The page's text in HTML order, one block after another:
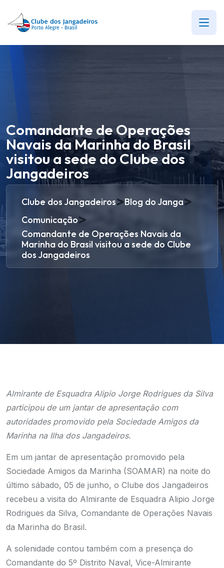
Comandante de Operações
Navais da Marinha do Brasil
visitou a sede do Clube dos
Jangadeiros
Clube dos Jangadeiros>Blog do Janga>
Comunicação>
Comandante de Operações Navais da
Marinha do Brasil visitou a sede do Clube
dos Jangadeiros
Almirante de Esquadra Alipio Jorge Rodrigues da Silva
participou de um jantar de apresentação com
autoridades promovido pela Sociedade Amigos da
Marinha na Ilha dos Jangadeiros.
Em um jantar de apresentação promovido pela
Sociedade Amigos da Marinha (SOAMAR) na noite do
último sábado, 05 de junho, o Clube dos Jangadeiros
recebeu a visita do Almirante de Esquadra Alipio Jorge
Rodrigues da Silva, Comandante de Operações Navais
da Marinha do Brasil.
A solenidade contou também com a presença do
Comandante do 5º Distrito Naval, Vice-Almirante